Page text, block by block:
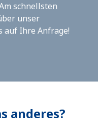
schnellsten
unser
auf Ihre Anfrage!
anderes?